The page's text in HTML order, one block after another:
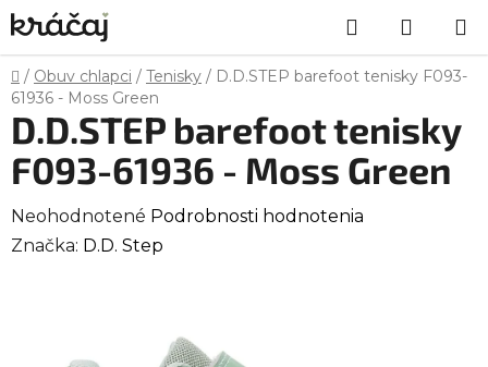
Prejsť
na
obsah
Hľadať
KOŠÍK
Domov
/ Obuv chlapci / Tenisky / D.D.STEP barefoot tenisky F093-
61936 - Moss Green
D.D.STEP barefoot tenisky
F093-61936 - Moss Green
Priemerné
hodnotenie
Neohodnotené Podrobnosti hodnotenia
Značka: D.D. Step